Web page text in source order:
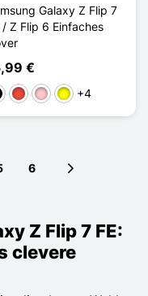
Galaxy Z Flip 7
/ Z Flip 6 Einfaches
€
Rot PinkGelb+4
6
Z Flip 7 FE:
clevere